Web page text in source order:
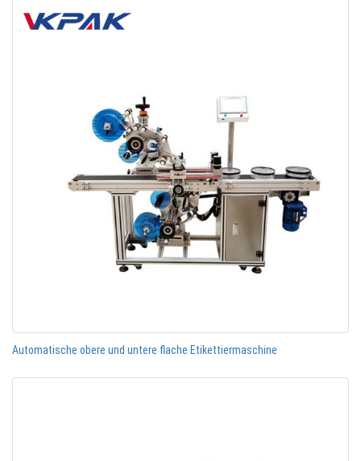
Automatische obere und untere flache Etikettiermaschine